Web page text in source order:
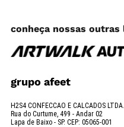
conheça nossas outras
grupo afeet
H2S4 CONFECCAO E CALCADOS LTDA.
Rua do Curtume, 499 - Andar 02
Lapa de Baixo - SP. CEP: 05065-001